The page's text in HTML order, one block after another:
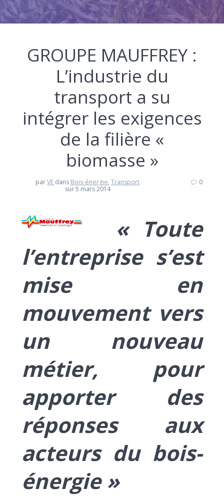
GROUPE MAUFFREY :
L’industrie du
transport a su
intégrer les exigences
de la filière «
biomasse »
parVE dans Bois-énergie, Transport
sur 5 mars 2014
0
«Toute
l’entreprise s’est
mise en
mouvement vers
un nouveau
métier, pour
apporter des
réponses aux
acteurs du bois-
énergie »